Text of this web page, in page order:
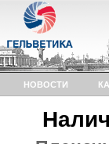
НОВОСТИ